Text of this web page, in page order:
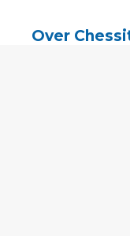
Over